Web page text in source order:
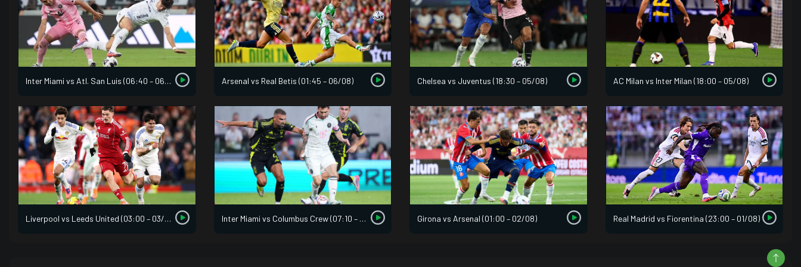
Australia 1 (2)
Ai Cập 1 (4)
03/07 03:00
Thụy Sĩ 2
Colombia 1
Ghana 0
Ai Cập 2
07/07 20:00
Thụy Sĩ
Colombia 0 (3)
12/07 01:00
Argentina
Thụy Sĩ
Inter Miami vs Atl. San Luis (06:40 – 06/08) Arsenal vs Real Betis (01:45 – 06/08) Chelsea vs Juventus (18:30 – 05/08) AC Milan vs Inter Milan (18:00 – 05/08)
Liverpool vs Leeds United (03:00 – 03/08) Inter Miami vs Columbus Crew (07:10 – 02/08) Girona vs Arsenal (01:00 – 02/08) Real Madrid vs Fiorentina (23:00 – 01/08)